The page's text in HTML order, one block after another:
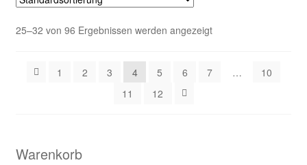
25–32 von 96 Ergebnissen werden angezeigt
1 2 3 4 5 6 7 …
10
11
12
Warenkorb